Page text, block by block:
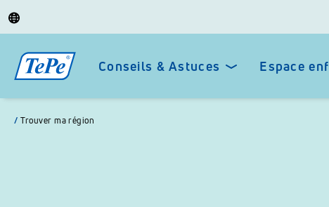
Conseils & Astuces Espace
/ Trouver ma région